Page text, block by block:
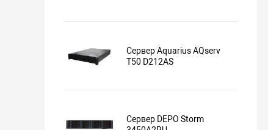
Сервер Aquarius AQserv
T50 D212AS
Сервер DEPO Storm